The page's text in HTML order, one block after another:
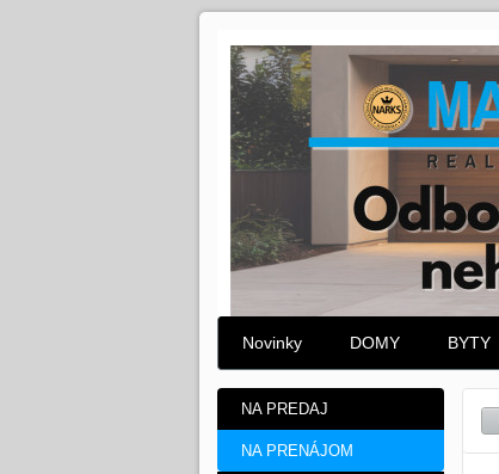
Novinky DOMY BYTY
NA PREDAJ
NA PRENÁJOM